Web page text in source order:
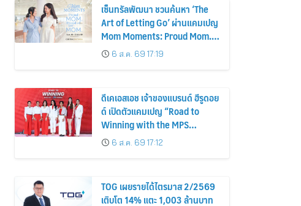
เซ็นทรัลพัฒนา ชวนค้นหา ‘The
Art of Letting Go’ ผ่านแคมเปญ
Mom Moments: Proud Mom.
Proud of My Mom.
6 ส.ค. 69 17:19
ดีเคเอสเอช เจ้าของแบรนด์ ฮีรูดอย
ด์ เปิดตัวแคมเปญ “Road to
Winning with the MPS
Science”
6 ส.ค. 69 17:12
TOG เผยรายได้ไตรมาส 2/2569
เติบโต 14% แตะ 1,003 ล้านบาท